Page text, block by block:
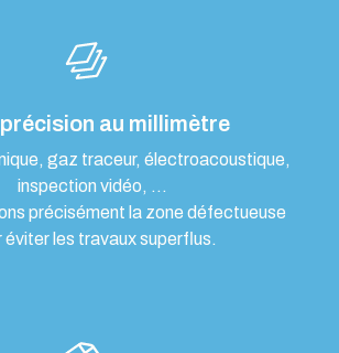
au millimètre
gaz traceur, électroacoustique,
inspection vidéo, …
précisément la zone défectueuse
éviter les travaux superflus.